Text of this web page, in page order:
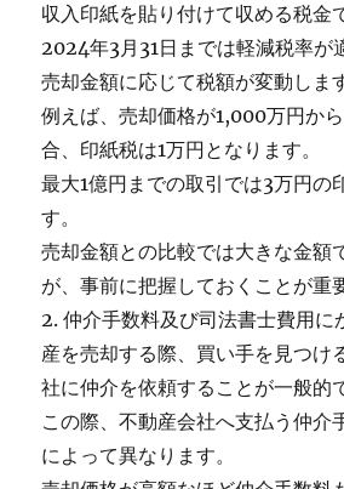
収入印紙を貼り付けて収める税金
2024年3月31日までは軽減税率が
売却金額に応じて税額が変動しま
例えば、売却価格が1,000万円か
合、印紙税は1万円となります。
最大1億円までの取引では3万円の
す。
売却金額との比較では大きな金額
が、事前に把握しておくことが重
2. 仲介手数料及び司法書士費用に
産を売却する際、買い手を見つけ
社に仲介を依頼することが一般的
この際、不動産会社へ支払う仲介
によって異なります。